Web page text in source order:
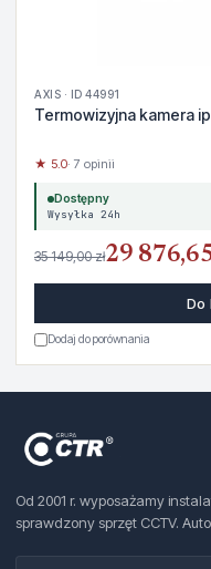
AXIS · ID 44991
Termowizyjna kamera
★ 5.0· 7 opinii
Dostępny
Wysyłka 24h
35 149,00 zł29 876,65
Do
Dodaj do porównania
Od 2001 r. wyposażamy
sprawdzony sprzęt CCTV.